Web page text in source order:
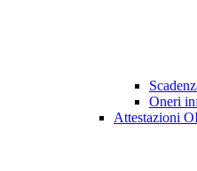
Oneri
Attestazioni